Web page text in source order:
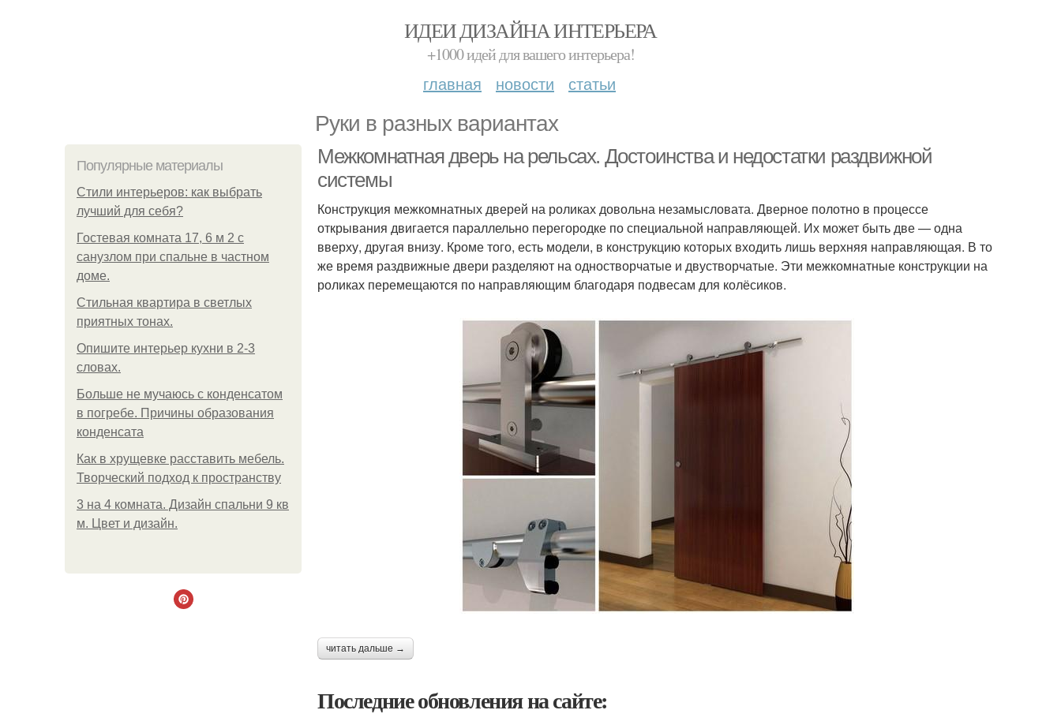
ИДЕИ ДИЗАЙНА ИНТЕРЬЕРА
+1000 идей для вашего интерьера!
главная новости статьи
Руки в разных вариантах
Популярные материалы
Стили интерьеров: как выбрать
лучший для себя?
Гостевая комната 17, 6 м 2 с
санузлом при спальне в частном
доме.
Стильная квартира в светлых
приятных тонах.
Опишите интерьер кухни в 2-3
словах.
Больше не мучаюсь с конденсатом
в погребе. Причины образования
конденсата
Как в хрущевке расставить мебель.
Творческий подход к пространству
3 на 4 комната. Дизайн спальни 9 кв
м. Цвет и дизайн.
Межкомнатная дверь на рельсах. Достоинства и недостатки раздвижной
системы
Конструкция межкомнатных дверей на роликах довольна незамысловата. Дверное полотно в процессе
открывания двигается параллельно перегородке по специальной направляющей. Их может быть две — одна
вверху, другая внизу. Кроме того, есть модели, в конструкцию которых входить лишь верхняя направляющая. В то
же время раздвижные двери разделяют на одностворчатые и двустворчатые. Эти межкомнатные конструкции на
роликах перемещаются по направляющим благодаря подвесам для колёсиков.
читать дальше →
Последние обновления на сайте: